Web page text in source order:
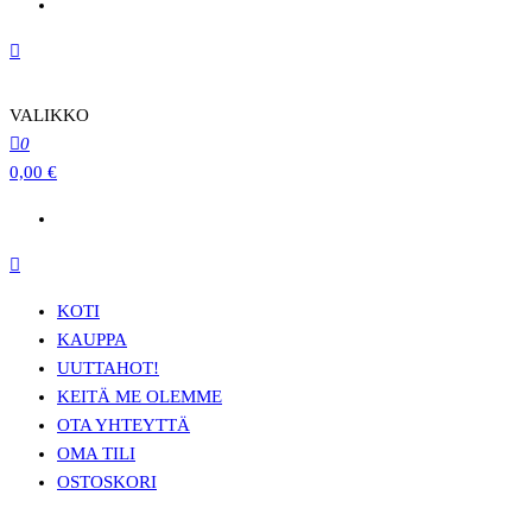
VALIKKO
0
0,00 €
KOTI
KAUPPA
UUTTAHOT!
KEITÄ ME OLEMME
OTA YHTEYTTÄ
OMA TILI
OSTOSKORI